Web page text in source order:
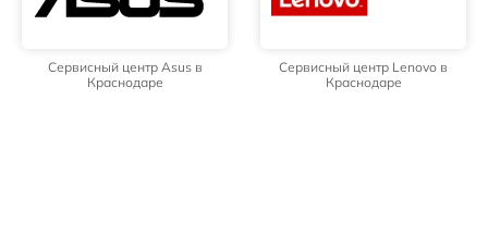
Сервисный центр Asus в
Краснодаре
Сервисный центр Lenovo в
Краснодаре